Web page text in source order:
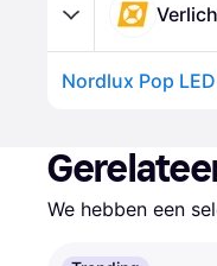
Nordlux Pop
We hebben een